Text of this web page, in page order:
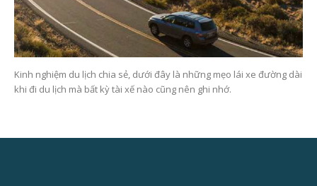
Kinh nghiệm du lịch chia sẻ, dưới đây là những mẹo lái xe đường dài
khi đi du lịch mà bất kỳ tài xế nào cũng nên ghi nhớ.